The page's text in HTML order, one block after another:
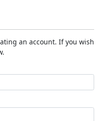
an account. If you wish